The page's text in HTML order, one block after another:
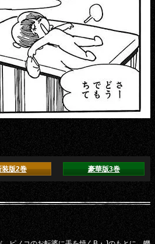
装版2巻 豪華版3巻